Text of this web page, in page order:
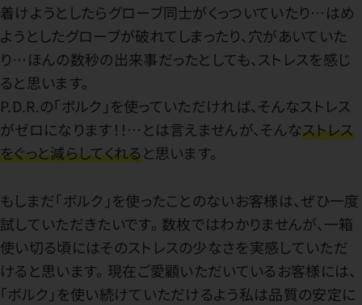
着けようとしたらグローブ同士がくっついていたり…はめ
ようとしたグローブが破れてしまったり、穴があいていた
り…ほんの数秒の出来事だったとしても、ストレスを感じ
ると思います。
P.D.R.の「ボルク」を使っていただければ、そんなストレス
がゼロになります！！…とは言えませんが、そんなストレス
をぐっと減らしてくれると思います。
もしまだ「ボルク」を使ったことのないお客様は、ぜひ一度
試していただきたいです。 数枚ではわかりませんが、一箱
使い切る頃にはそのストレスの少なさを実感していただ
けると思います。 現在ご愛顧いただいているお客様には、
「ボルク」を使い続けていただけるよう私は品質の安定に